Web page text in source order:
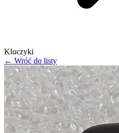
Kluczyki
← Wróć do listy